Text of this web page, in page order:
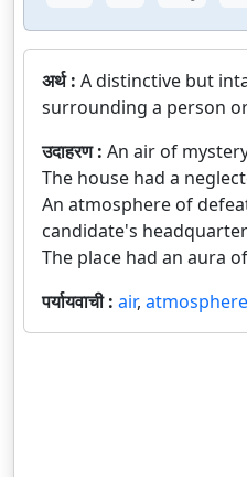
अर्थ : A distinctive but
surrounding a person
उदाहरण : An air of
The house had a
An atmosphere of
candidate's
The place had an aura
पर्यायवाची : air, atmosphere